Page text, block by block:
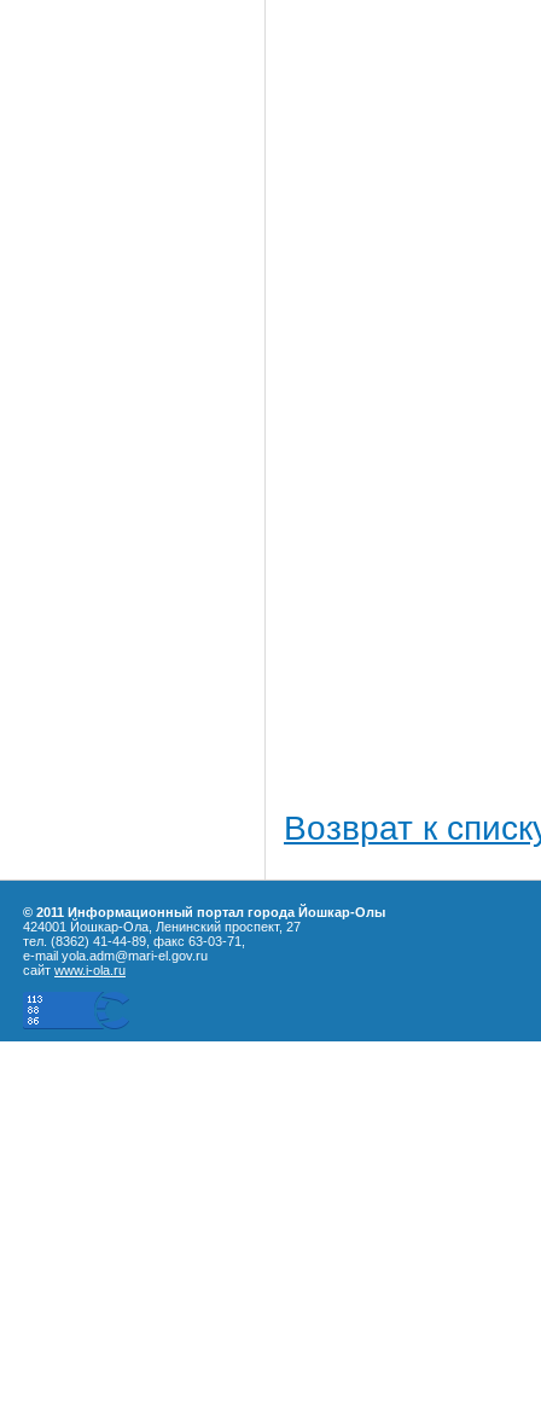
Возврат к
© 2011 Информационный портал города Йошкар-Олы
424001 Йошкар-Ола, Ленинский проспект, 27
тел. (8362) 41-44-89, факс 63-03-71,
e-mail yola.adm@mari-el.gov.ru
сайт www.i-ola.ru